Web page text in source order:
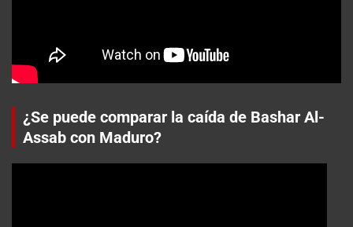
¿Se puede comparar la caída de Bashar Al-
Assab con Maduro?